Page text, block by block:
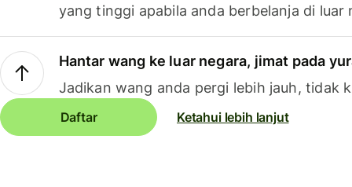
yang tinggi apabila anda berbelanja di luar
Hantar wang ke luar negara, jimat pada
Jadikan wang anda pergi lebih jauh, tidak
Daftar Ketahui lebih lanjut